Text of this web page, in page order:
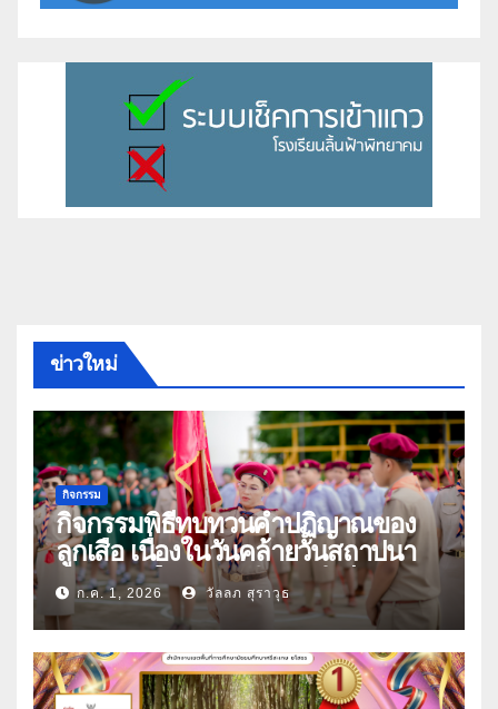
ข่าวใหม่
กิจกรรม
กิจกรรมพิธีทบทวนคำปฏิญาณของ
ลูกเสือ เนื่องในวันคล้ายวันสถาปนา
คณะลูกเสือแห่งชาติ ประจำปี 2569
ก.ค. 1, 2026 วัลลภ สุราวุธ